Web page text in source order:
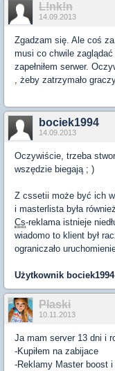
L!nk!n
14.09.2013
Zgadzam się. Ale coś
musi co chwile
zapełniłem serwer.
, żeby zatrzymało
bociek1994
14.09.2013
Oczywiście, trzeba
wszędzie biegają ; )
Z cssetii może być ich
i masterlista była
Cs-reklama istnieje
wiadomo to klient był
ograniczało
Użytkownik bociek1994
Plaski
10.11.2013
Ja mam server 13 dni i
-Kupiłem na zabijace
-Reklamy Master boost